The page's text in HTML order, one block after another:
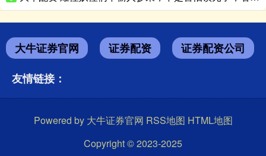
大牛证券官网 证券配资
证券配资公司
友情链接：
Powered by 大牛证券官网 RSS地图 HTML地图
Copyright© 2023-2025